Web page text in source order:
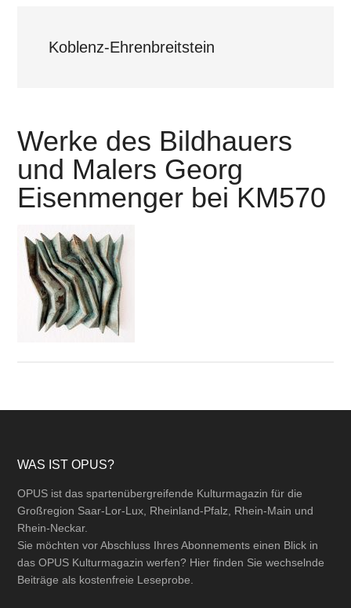
Koblenz-Ehrenbreitstein
Werke des Bildhauers
und Malers Georg
Eisenmenger bei KM570
Footer
WAS IST OPUS?
OPUS ist das spartenübergreifende Kulturmagazin für die
Großregion Saar-Lor-Lux, Rheinland-Pfalz, Rhein-Main und
Rhein-Neckar.
Sie möchten vor Abschluss Ihres Abonnements einen Blick in
das OPUS Kulturmagazin werfen? Hier finden Sie wechselnde
Beiträge als kostenfreie Leseprobe.